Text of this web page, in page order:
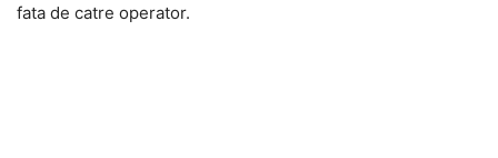
fata de catre operator.